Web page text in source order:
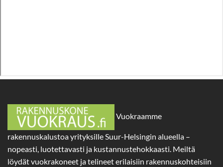
Vuokraamme
rakennuskalustoa yrityksille Suur-Helsingin alueella –
nopeasti, luotettavasti ja kustannustehokkaasti. Meiltä
löydät vuokrakoneet ja telineet erilaisiin rakennuskohteisiin